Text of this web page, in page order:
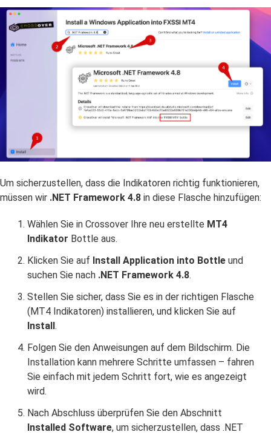
Um sicherzustellen, dass die Indikatoren richtig funktionieren,
müssen wir .NET Framework 4.8 in diese Flasche hinzufügen:
Wählen Sie in Crossover Ihre neu erstellte MT4
Indikator Bottle aus.
Klicken Sie auf Install Application into Bottle und
suchen Sie nach .NET Framework 4.8.
Stellen Sie sicher, dass Sie es in der richtigen Flasche
(MT4 Indikatoren) installieren, und klicken Sie auf
Install.
Folgen Sie den Anweisungen auf dem Bildschirm. Die
Installation kann mehrere Schritte umfassen – fahren
Sie einfach mit jedem Schritt fort, wie es angezeigt
wird.
Nach Abschluss überprüfen Sie den Abschnitt
Installed Software, um sicherzustellen, dass .NET